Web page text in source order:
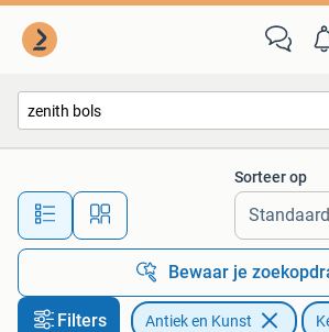
Alle afstanden…
Sorteer op
Bewaar je
Filters Antiek en Kunst